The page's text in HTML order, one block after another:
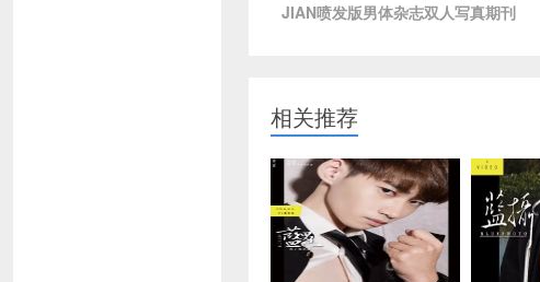
JIAN喷发版男体杂志双人写真期刊
相关推荐